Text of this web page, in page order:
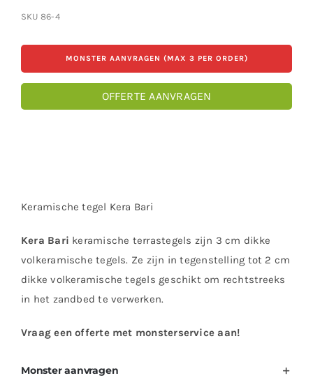
SKU 86-4
MONSTER AANVRAGEN (MAX 3 PER ORDER)
OFFERTE AANVRAGEN
Keramische tegel Kera Bari
Kera Bari keramische terrastegels zijn 3 cm dikke
volkeramische tegels. Ze zijn in tegenstelling tot 2 cm
dikke volkeramische tegels geschikt om rechtstreeks
in het zandbed te verwerken.
Vraag een offerte met monsterservice aan!
Monster aanvragen